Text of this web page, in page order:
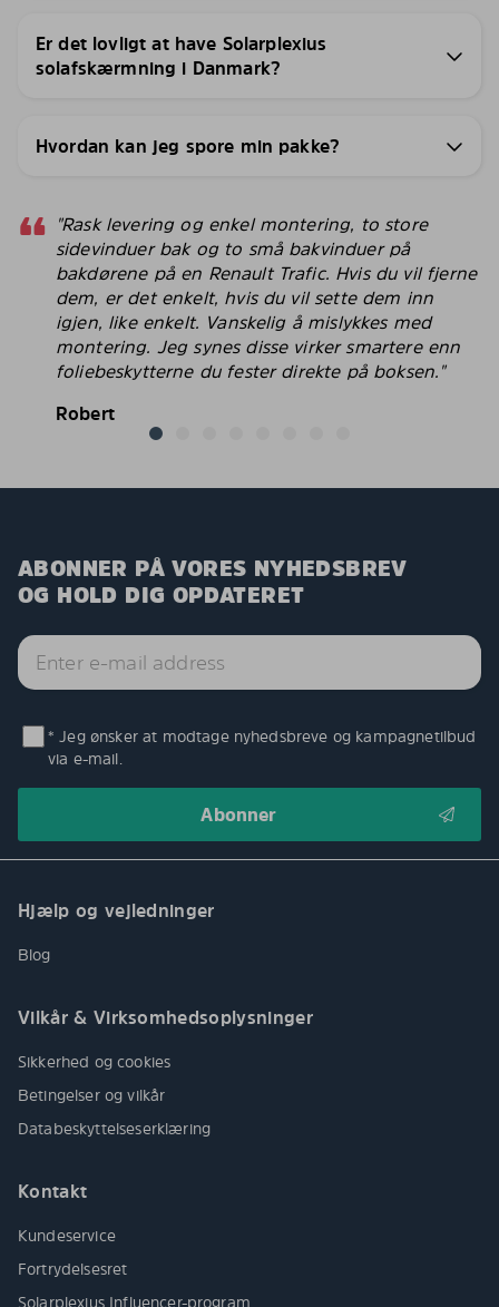
Er det lovligt at have Solarplexius
solafskærmning i Danmark?
Hvordan kan jeg spore min pakke?
"Rask levering og enkel montering, to store
sidevinduer bak og to små bakvinduer på
bakdørene på en Renault Trafic. Hvis du vil fjerne
dem, er det enkelt, hvis du vil sette dem inn
igjen, like enkelt. Vanskelig å mislykkes med
montering. Jeg synes disse virker smartere enn
foliebeskytterne du fester direkte på boksen."
Robert
ABONNER PÅ VORES NYHEDSBREV
OG HOLD DIG OPDATERET
* Jeg ønsker at modtage nyhedsbreve og kampagnetilbud
via e-mail.
Hjælp og vejledninger
Blog
Vilkår & Virksomhedsoplysninger
Sikkerhed og cookies
Betingelser og vilkår
Databeskyttelseserklæring
Kontakt
Kundeservice
Fortrydelsesret
Solarplexius Influencer-program